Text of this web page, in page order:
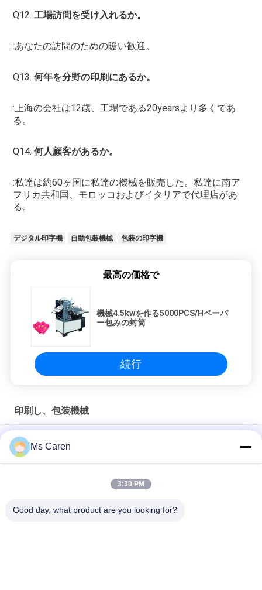
Q12. 工場訪問を受け入れるか。
:あなたの訪問のための暖い歓迎。
Q13. 何年を分野の印刷にあるか。
:上海の会社は12歳、工場である20yearsより多くであ
る。
Q14. 何人顧客があるか。
:私達は約60ヶ国に私達の機械を販売した。私達に南ア
フリカ共和国、モロッコおよびイタリアで代理店があ
る。
デジタル印字機 自動包装機械 包装の印字機
最高の価格で
機械4.5kwを作る5000PCS/Hペーパ
ー包みの封筒
続行
印刷し、包装機械
SM210-20DP 電気半自動紙帯状機 ベルト包装付き 繊維用食
品・飲料用 操作が簡単
Ms Caren
3:30 PM
Good day, what product are you looking for?